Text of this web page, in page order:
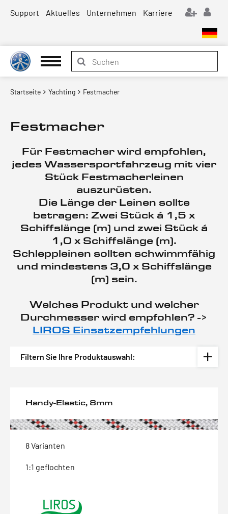
Support Aktuelles Unternehmen Karriere
Startseite Yachting Festmacher
Festmacher
Für Festmacher wird empfohlen,
jedes Wassersportfahrzeug mit vier
Stück Festmacherleinen
auszurüsten.
Die Länge der Leinen sollte
betragen: Zwei Stück á 1,5 x
Schiffslänge (m) und zwei Stück á
1,0 x Schiffslänge (m).
Schleppleinen sollten schwimmfähig
und mindestens 3,0 x Schiffslänge
(m) sein.
Welches Produkt und welcher
Durchmesser wird empfohlen? ->
LIROS Einsatzempfehlungen
Filtern Sie Ihre Produktauswahl:
Handy-Elastic, 8mm
8 Varianten
1:1 geflochten